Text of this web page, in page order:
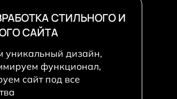
СТИЛЬНОГО И
САЙТА
уникальный дизайн,
функционал,
сайт под все